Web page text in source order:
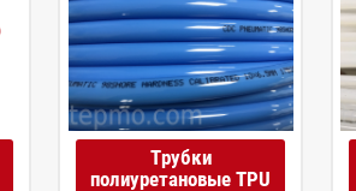
Трубки
полиуретановые TPU